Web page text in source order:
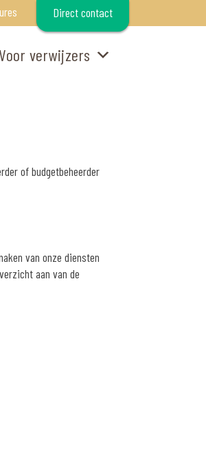
Direct contact
Voor verwijzers
of budgetbeheerder
van onze diensten
aan van de